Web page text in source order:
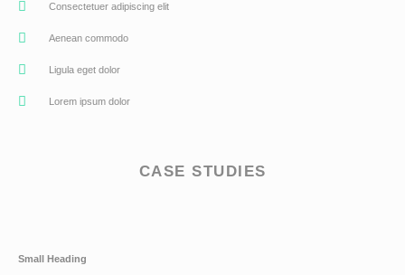
Consectetuer adipiscing elit
Aenean commodo
Ligula eget dolor
Lorem ipsum dolor
CASE STUDIES
Small Heading